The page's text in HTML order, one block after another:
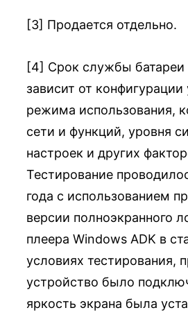
[3] Продается отдельно.
[4] Срок службы батареи
зависит от конфигурации
режима использования,
сети и функций, уровня
настроек и других
Тестирование
года с использованием
версии полноэкранного
плеера Windows ADK в
условиях тестирования,
устройство было
яркость экрана была